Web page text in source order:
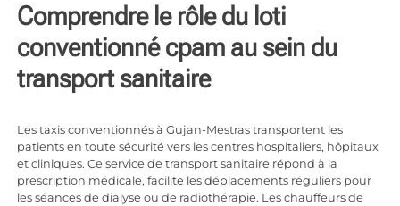
Comprendre le rôle du loti
conventionné cpam au sein du
transport sanitaire
Lestaxis conventionnés à Gujan-Mestras transportent les
patients en toute sécurité vers les centres hospitaliers, hôpitaux
et cliniques. Ce service de transport sanitaire répond à la
prescription médicale, facilite les déplacements réguliers pour
les séances de dialyse ou de radiothérapie. Les chauffeurs de